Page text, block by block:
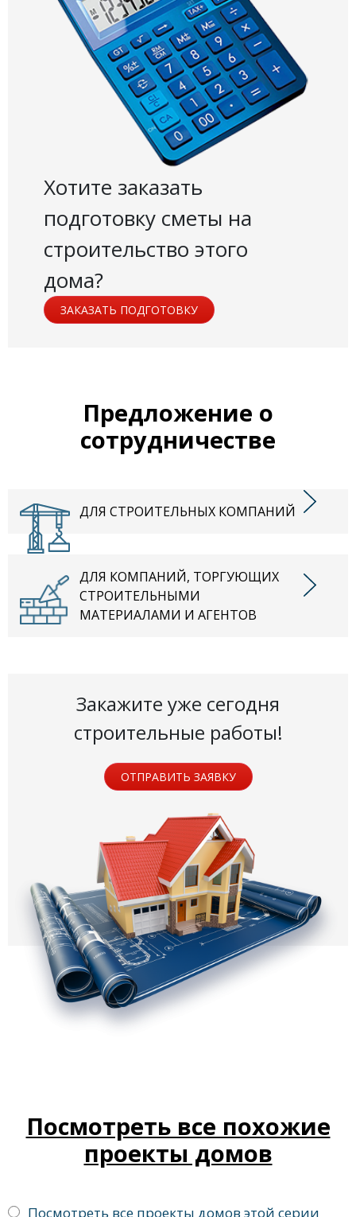
Хотите заказать
подготовку сметы на
строительство этого
дома?
ЗАКАЗАТЬ ПОДГОТОВКУ
Предложение о
сотрудничестве
ДЛЯ СТРОИТЕЛЬНЫХ КОМПАНИЙ
ДЛЯ КОМПАНИЙ, ТОРГУЮЩИХ
СТРОИТЕЛЬНЫМИ
МАТЕРИАЛАМИ И АГЕНТОВ
Закажите уже сегодня
строительные работы!
ОТПРАВИТЬ ЗАЯВКУ
Посмотреть все похожие
проекты домов
Посмотреть все проекты домов этой серии